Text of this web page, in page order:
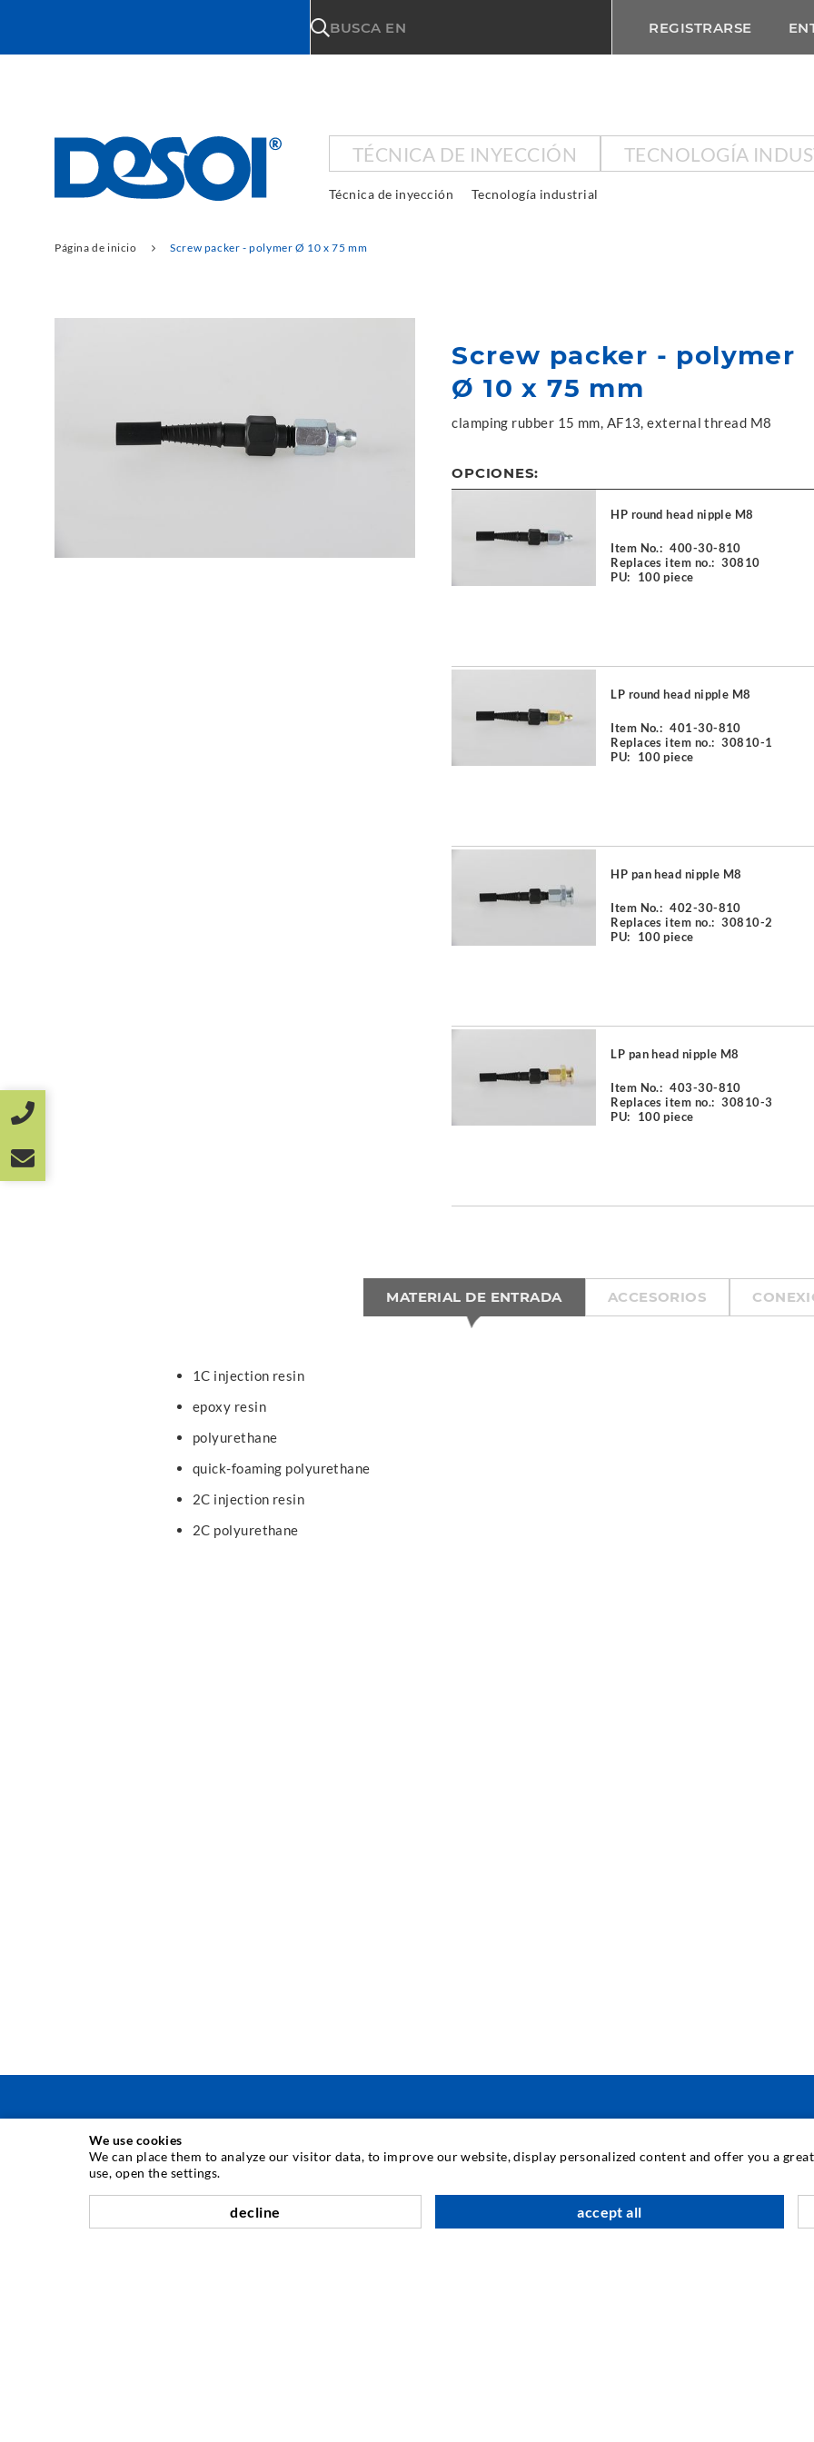
BUSCA EN REGISTRARSE
TÉCNICA DE INYECCIÓN TECNOLOGÍA
Técnica de inyección Tecnología industrial
Página de inicio Screw packer - polymer Ø 10 x 75 mm
Screw packer - polymer
Ø 10 x 75 mm
clamping rubber 15 mm, AF13, external thread M8
OPCIONES:
HP round head nipple M8
Item No.: 400-30-810
Replaces item no.: 30810
PU:
100 piece
LP round head nipple M8
Item No.: 401-30-810
Replaces item no.: 30810-1
PU:
100 piece
HP pan head nipple M8
Item No.: 402-30-810
Replaces item no.: 30810-2
PU:
100 piece
LP pan head nipple M8
Item No.: 403-30-810
Replaces item no.: 30810-3
PU:
100 piece
MATERIAL DE ENTRADA ACCESORIOS
1C injection resin
epoxy resin
polyurethane
quick-foaming polyurethane
2C injection resin
2C polyurethane
TÉCNICA DE INYECCIÓN
Inyección de grietas
Sellado horizontal
TECNOLOGÍA INDUSTRIAL
We use cookies
We can place them to analyze our visitor data, to improve our website, display personalized content and offer you a
use, open the settings.
decline accept all